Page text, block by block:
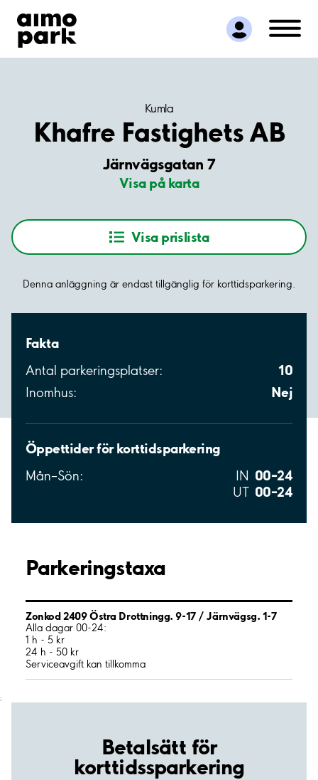
Hitta parkering
Samarbete
Kundservice
Kumla
Khafre Fastighets AB
Järnvägsgatan 7
Visa på karta
Visa prislista
Denna anläggning är endast tillgänglig för korttidsparkering.
Fakta
Antal parkeringsplatser: 10
Inomhus: Nej
Öppettider för korttidsparkering
Mån–Sön: IN 00–24
UT 00–24
Parkeringstaxa
Zonkod 2409 Östra Drottningg. 9-17 / Järnvägsg. 1-7
Alla dagar 00-24:
1 h - 5 kr
24 h - 50 kr
Serviceavgift kan tillkomma
;
Betalsätt för
korttidssparkering